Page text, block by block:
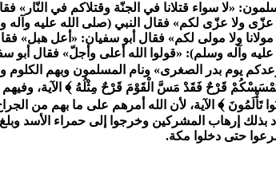
«لا سواء قتلانا في الجنّة وقتلاكم في النّار»
عزّى ولا عزّى لكم» فقال النبي (صلى الله عليه وآله
مولانا ولا مولى لكم» فقال أبو سفيان: «أعل هبل»
عليه وآله وسلم): «قولوا الله أعلى وأجلّ» فقال أبو
يوم بدر الصغرى» ونام المسلمون وبهم الكلوم
قَرْحٌ فَقَدْ مَسَّ الْقَوْمَ قَرْحٌ مِثْلُهُ ﴾ الآية،
تَأْلَمُونَ ﴾ الآية، لأن الله أمرهم على ما بهم من
بذلك إرهاب المشركين وخرجوا إلى حمراء الأسد
حتى دخلوا مكة.